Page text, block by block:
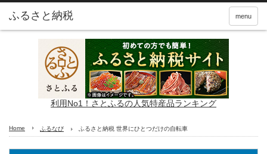
ふるさと納税 menu
利用No1！さとふるの人気特産品ランキング
Home ふるなび ふるさと納税 世界にひとつだけの自転車